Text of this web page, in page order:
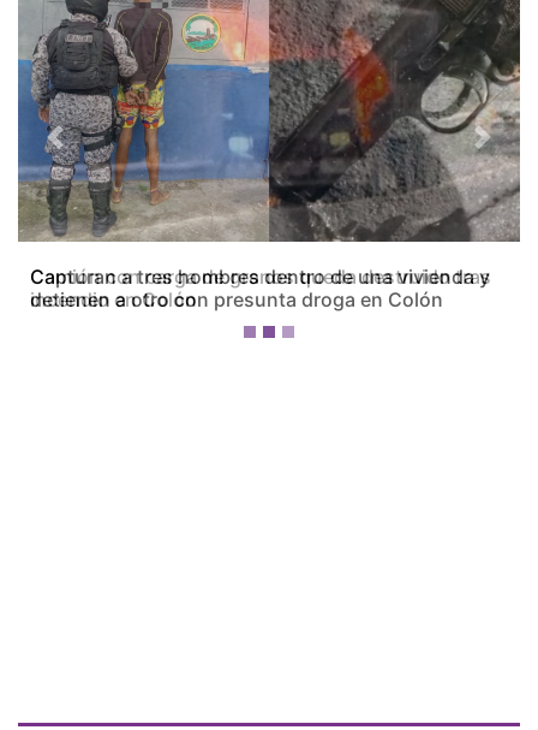
Camión con carga de granos queda destruido tras
incendio en Colón
Previous Next